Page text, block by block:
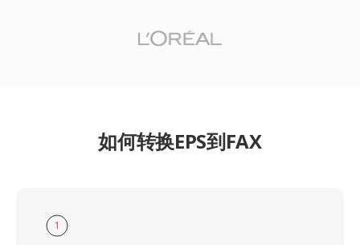
如何转换EPS到FAX
1